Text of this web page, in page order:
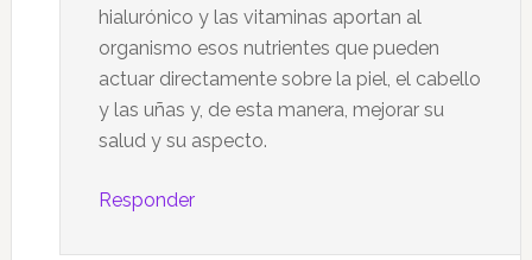
hialurónico y las vitaminas aportan al
organismo esos nutrientes que pueden
actuar directamente sobre la piel, el cabello
y las uñas y, de esta manera, mejorar su
salud y su aspecto.
Responder